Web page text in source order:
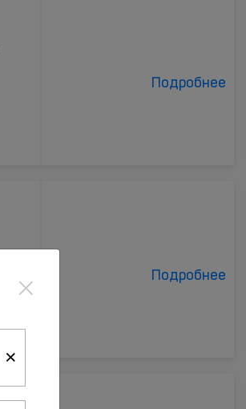
Подробнее
Подробнее
×
×